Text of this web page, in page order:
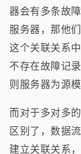
器会有多条故
服务器，那他
这个关联关系
不存在故障记
则服务器为源
而对于多对多
区别了，数据
建立关联关系